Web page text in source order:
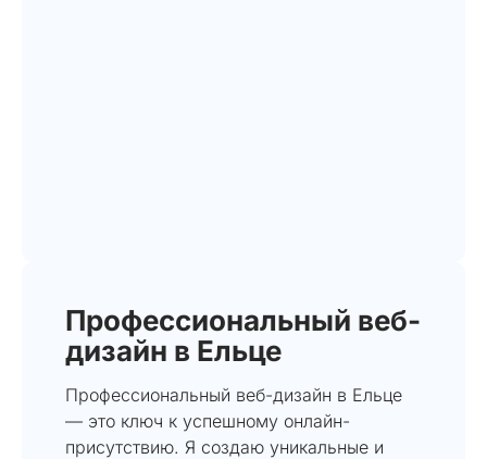
Профессиональный веб-
дизайн в Ельце
Профессиональный веб-дизайн в Ельце
— это ключ к успешному онлайн-
присутствию. Я создаю уникальные и